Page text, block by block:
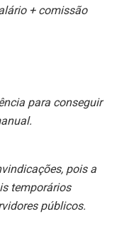
+ comissão
para conseguir
pois a
temporários
públicos.